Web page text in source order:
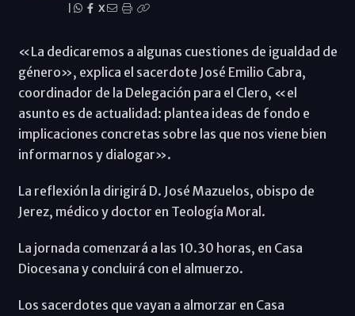
X
«La dedicaremos a algunas cuestiones de igualdad de
género», explica el sacerdote José Emilio Cabra,
coordinador de la Delegación para el Clero, «el
asunto es de actualidad: plantea ideas de fondo e
implicaciones concretas sobre las que nos viene bien
informarnos y dialogar».
La reflexión la dirigirá D. José Mazuelos, obispo de
Jerez, médico y doctor en Teología Moral.
La jornada comenzará a las 10.30 horas, en Casa
Diocesana y concluirá con el almuerzo.
Los sacerdotes que vayan a almorzar en Casa